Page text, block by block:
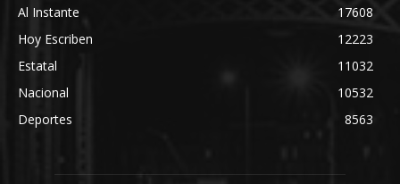
Al Instante
17608
Hoy Escriben
12223
Estatal
11032
Nacional
10532
Deportes
8563